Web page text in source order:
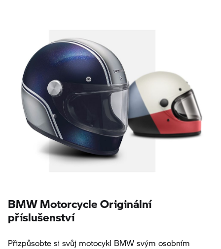
BMW Motorcycle Originální
příslušenství
Přizpůsobte si svůj motocykl BMW svým osobním